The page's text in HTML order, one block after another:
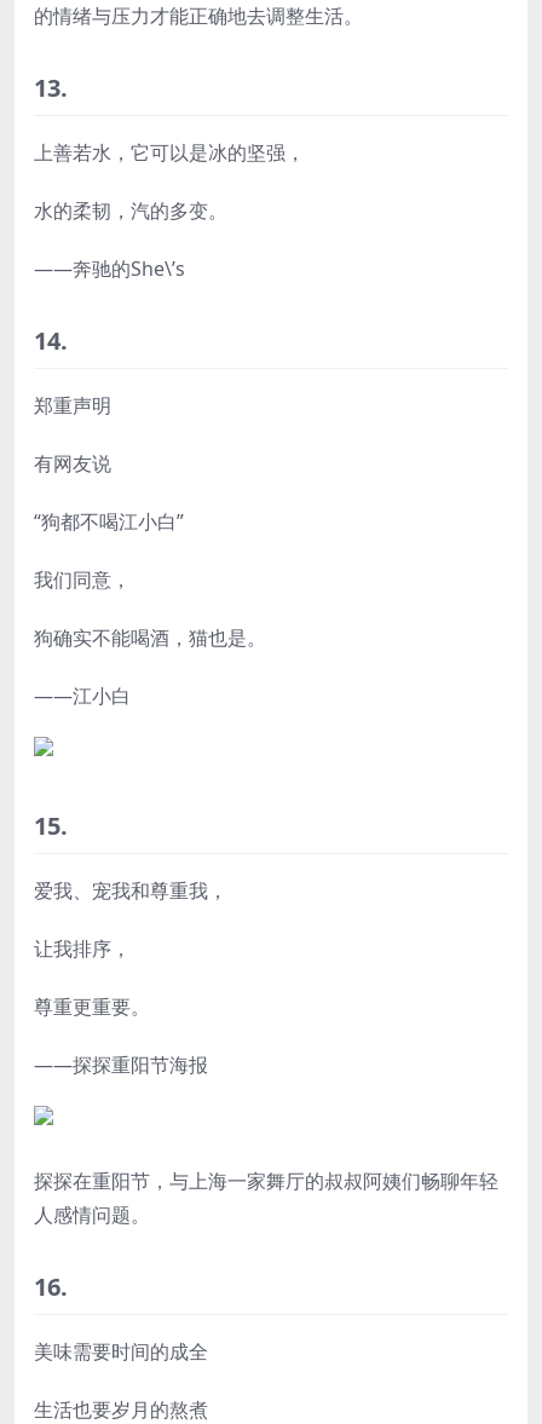
的情绪与压力才能正确地去调整生活。
13.
上善若水，它可以是冰的坚强，
水的柔韧，汽的多变。
——奔驰的She\’s
14.
郑重声明
有网友说
“狗都不喝江小白”
我们同意，
狗确实不能喝酒，猫也是。
——江小白
15.
爱我、宠我和尊重我，
让我排序，
尊重更重要。
——探探重阳节海报
探探在重阳节，与上海一家舞厅的叔叔阿姨们畅聊年轻
人感情问题。
16.
美味需要时间的成全
生活也要岁月的熬煮